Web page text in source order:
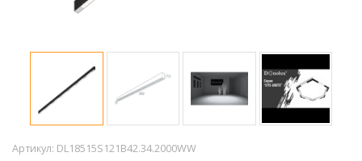
Артикул: DL18515S121B42.34.2000WW